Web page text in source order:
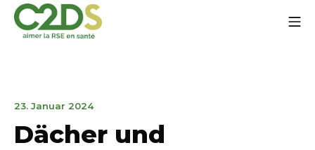
Zum
Inhalt
springen
23. Januar 202419.
2024
Dächer und